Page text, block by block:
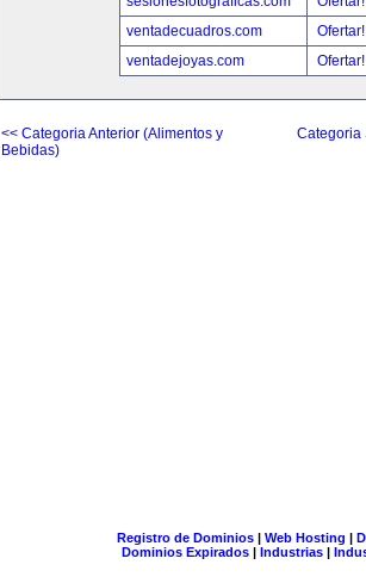
ventadecuadros.com
ventadejoyas.com
<< Categoria Anterior (Alimentos y
Bebidas)
Categoria
Registro de Dominios| Web Hosting |
Dominios Expirados | Industrias |